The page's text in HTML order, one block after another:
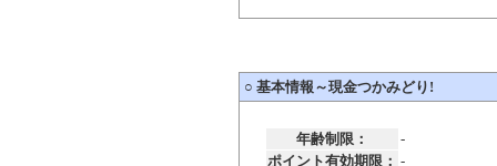
○ 基本情報～現金つかみどり!
年齢制限：
-
ポイント有効期限： -